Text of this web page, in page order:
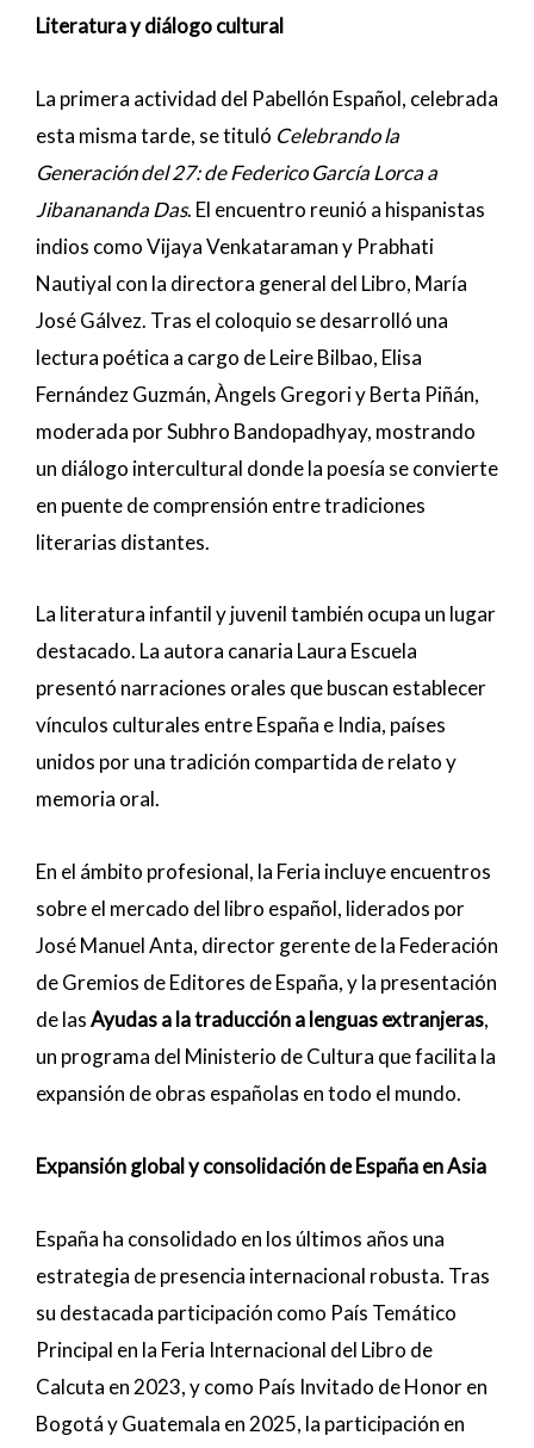
Literatura y diálogo cultural
La primera actividad del Pabellón Español, celebrada
esta misma tarde, se tituló Celebrando la
Generación del 27: de Federico García Lorca a
Jibanananda Das. El encuentro reunió a hispanistas
indios como Vijaya Venkataraman y Prabhati
Nautiyal con la directora general del Libro, María
José Gálvez. Tras el coloquio se desarrolló una
lectura poética a cargo de Leire Bilbao, Elisa
Fernández Guzmán, Àngels Gregori y Berta Piñán,
moderada por Subhro Bandopadhyay, mostrando
un diálogo intercultural donde la poesía se convierte
en puente de comprensión entre tradiciones
literarias distantes.
La literatura infantil y juvenil también ocupa un lugar
destacado. La autora canaria Laura Escuela
presentó narraciones orales que buscan establecer
vínculos culturales entre España e India, países
unidos por una tradición compartida de relato y
memoria oral.
En el ámbito profesional, la Feria incluye encuentros
sobre el mercado del libro español, liderados por
José Manuel Anta, director gerente de la Federación
de Gremios de Editores de España, y la presentación
de lasAyudas a la traducción a lenguas extranjeras,
un programa del Ministerio de Cultura que facilita la
expansión de obras españolas en todo el mundo.
Expansión global y consolidación de España en Asia
España ha consolidado en los últimos años una
estrategia de presencia internacional robusta. Tras
su destacada participación como País Temático
Principal en la Feria Internacional del Libro de
Calcuta en 2023, y como País Invitado de Honor en
Bogotá y Guatemala en 2025, la participación en